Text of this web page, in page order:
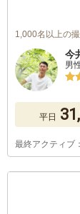
1,000名以上の
今
男
平日
最終アクティブ